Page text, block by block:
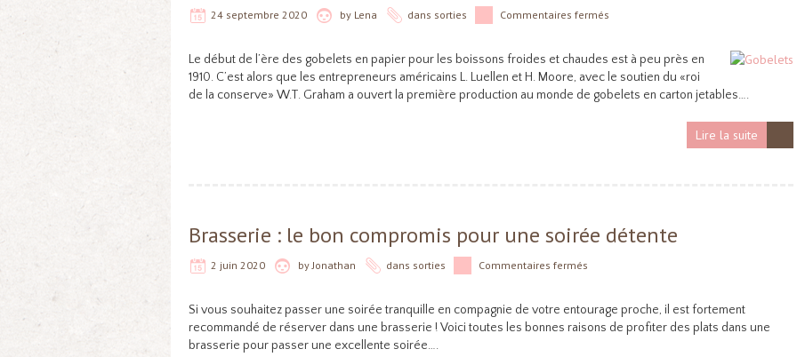
24 septembre 2020 by Lena dans sorties Commentaires fermés
Le début de l’ère des gobelets en papier pour les boissons froides et chaudes est à peu près en
1910. C’est alors que les entrepreneurs américains L. Luellen et H. Moore, avec le soutien du «roi
de la conserve» W.T. Graham a ouvert la première production au monde de gobelets en carton jetables….
Lire la suite
Brasserie : le bon compromis pour une soirée détente
2 juin 2020 byJonathan dans sorties Commentaires fermés
Si vous souhaitez passer une soirée tranquille en compagnie de votre entourage proche, il est fortement
recommandé de réserver dans une brasserie ! Voici toutes les bonnes raisons de profiter des plats dans une
brasserie pour passer une excellente soirée….